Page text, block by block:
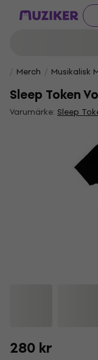
Merch Musikalisk
Sleep Token
Varumärke: Sleep
280 kr